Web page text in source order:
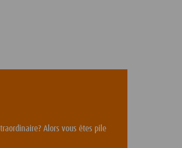
Alors vous êtes pile